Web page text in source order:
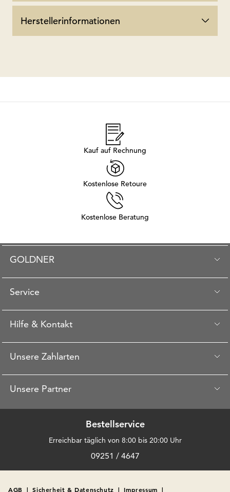
Herstellerinformationen
Kauf auf Rechnung
Kostenlose Retoure
Kostenlose Beratung
GOLDNER
Service
Hilfe & Kontakt
Unsere Zahlarten
Unsere Partner
Bestellservice
Erreichbar täglich von 8:00 bis 20:00 Uhr
09251 / 4647
AGB | Sicherheit & Datenschutz | Impressum |